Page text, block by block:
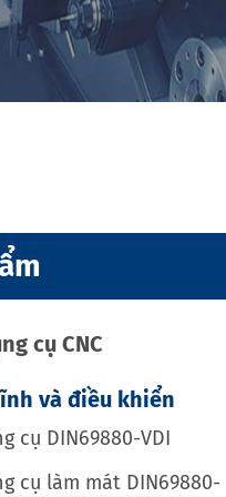
cụ CNC
và điều khiển
cụ DIN69880-VDI
cụ làm mát DIN69880-